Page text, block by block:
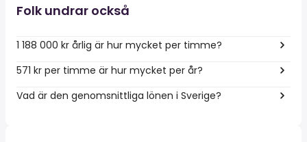
Folk undrar också
1 188 000 kr årlig är hur mycket per timme?
571 kr per timme är hur mycket per år?
Vad är den genomsnittliga lönen i Sverige?